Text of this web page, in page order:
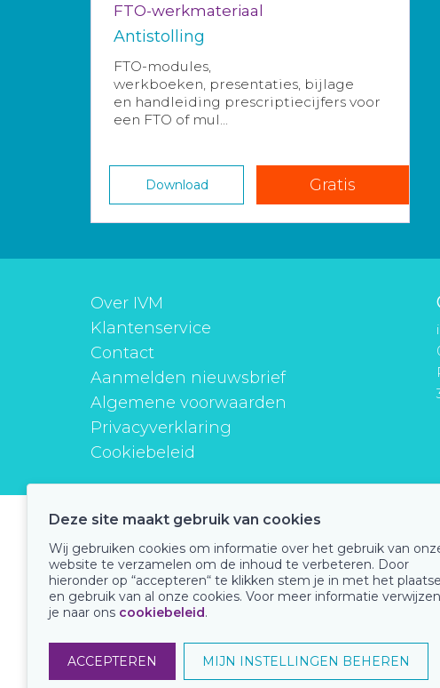
FTO-werkmateriaal
Antistolling
FTO-modules,
werkboeken, presentaties, bijlage
en handleiding prescriptiecijfers voor
een FTO of mul...
Download Gratis
Over IVM
Klantenservice
Contact
Aanmelden nieuwsbrief
Algemene voorwaarden
Privacyverklaring
Cookiebeleid
instituutverantwoordmedicijngebruik
Onze keurmerken
Deze site maakt gebruik van cookies
Wij gebruiken cookies om informatie over het gebruik van
website te verzamelen om de inhoud te verbeteren. Door
hieronder op “accepteren“ te klikken stem je in met het
en gebruik van al onze cookies. Voor meer informatie
je naar ons cookiebeleid.
ACCEPTEREN MIJN INSTELLINGEN BEHEREN